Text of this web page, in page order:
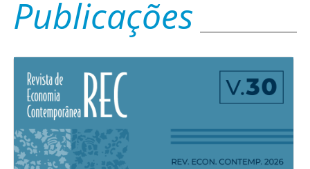
Publicações